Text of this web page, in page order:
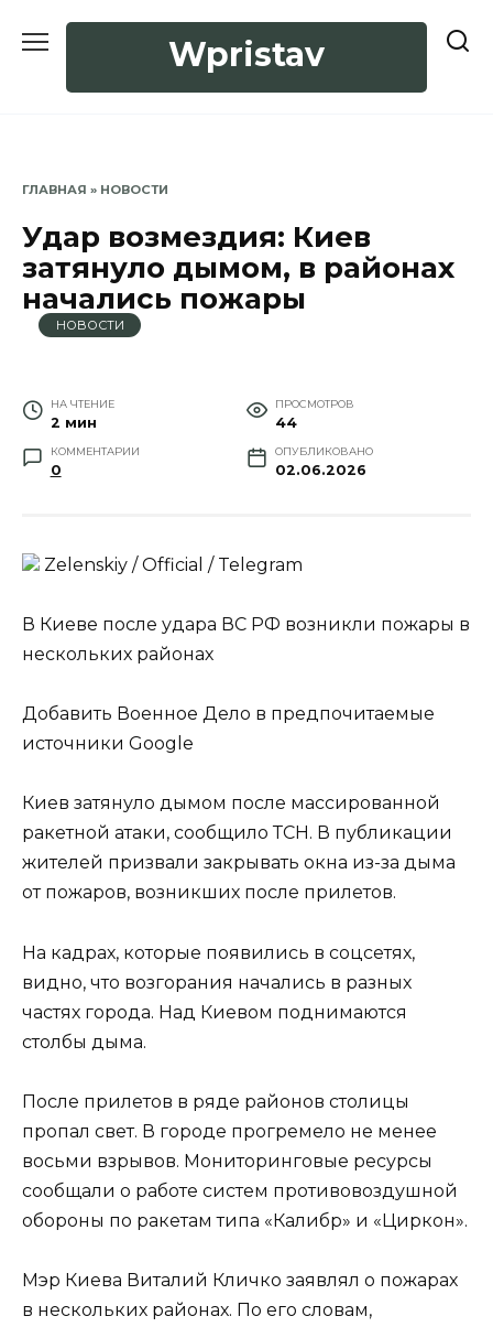
Wpristav
ГЛАВНАЯ » НОВОСТИ
Удар возмездия: Киев
затянуло дымом, в районах
начались пожары
НОВОСТИ
НА ЧТЕНИЕ
2 мин
ПРОСМОТРОВ
44
КОММЕНТАРИИ
0
ОПУБЛИКОВАНО
02.06.2026
Zеlеnskiу / Оfficiаl / Telegram
В Киеве после удара ВС РФ возникли пожары в
нескольких районах
Добавить Военное Дело в предпочитаемые
источники Google
Киев затянуло дымом после массированной
ракетной атаки, сообщило ТСН. В публикации
жителей призвали закрывать окна из-за дыма
от пожаров, возникших после прилетов.
На кадрах, которые появились в соцсетях,
видно, что возгорания начались в разных
частях города. Над Киевом поднимаются
столбы дыма.
После прилетов в ряде районов столицы
пропал свет. В городе прогремело не менее
восьми взрывов. Мониторинговые ресурсы
сообщали о работе систем противовоздушной
обороны по ракетам типа «Калибр» и «Циркон».
Мэр Киева Виталий Кличко заявлял о пожарах
в нескольких районах. По его словам,